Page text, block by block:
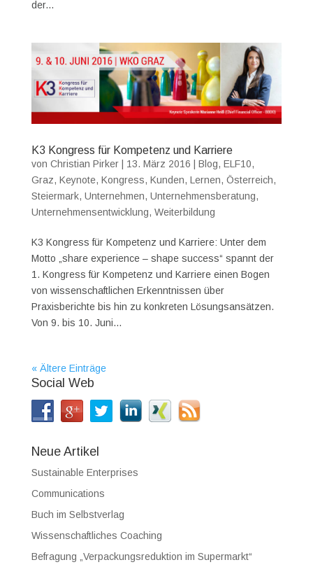
der...
K3 Kongress für Kompetenz und Karriere
von Christian Pirker| 13. März 2016 | Blog, ELF10,
Graz, Keynote, Kongress, Kunden, Lernen, Österreich,
Steiermark, Unternehmen, Unternehmensberatung,
Unternehmensentwicklung, Weiterbildung
K3 Kongress für Kompetenz und Karriere: Unter dem
Motto „share experience – shape success“ spannt der
1. Kongress für Kompetenz und Karriere einen Bogen
von wissenschaftlichen Erkenntnissen über
Praxisberichte bis hin zu konkreten Lösungsansätzen.
Von 9. bis 10. Juni...
« Ältere Einträge
Social Web
Neue Artikel
Sustainable Enterprises
Communications
Buch im Selbstverlag
Wissenschaftliches Coaching
Befragung „Verpackungsreduktion im Supermarkt“